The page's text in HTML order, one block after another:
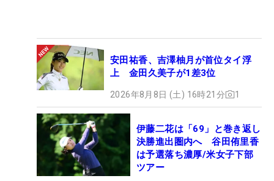
安田祐香、吉澤柚月が首位タイ浮
上 金田久美子が1差3位
2026年8月8日 (土) 16時21分 1
伊藤二花は「69」と巻き返し
決勝進出圏内へ 谷田侑里香
は予選落ち濃厚/米女子下部
ツアー